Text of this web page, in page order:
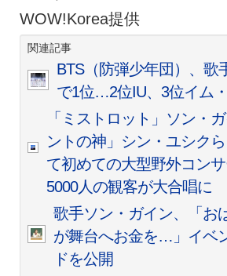
WOW!Korea提供
関連記事
BTS（防弾少年団）、歌
で1位…2位IU、3位イム
「ミストロット」ソン・
ントの神」シン・ユシク
て初めての大型野外コン
5000人の観客が大合唱に
歌手ソン・ガイン、「お
が舞台へお金を…」イベ
ドを公開